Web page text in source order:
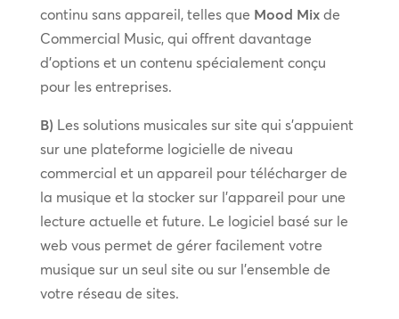
continu sans appareil, telles que Mood Mixde
Commercial Music, qui offrent davantage
d’options et un contenu spécialement conçu
pour les entreprises.
B) Les solutions musicales sur site qui s’appuient
sur une plateforme logicielle de niveau
commercial et un appareil pour télécharger de
la musique et la stocker sur l’appareil pour une
lecture actuelle et future. Le logiciel basé sur le
web vous permet de gérer facilement votre
musique sur un seul site ou sur l’ensemble de
votre réseau de sites.